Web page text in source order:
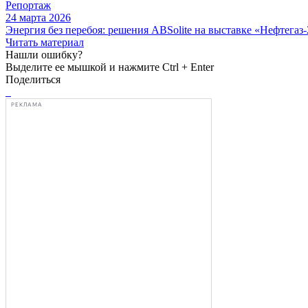
Репортаж
24 марта 2026
Энергия без перебоя: решения ABSolite на выставке
Читать материал
Нашли ошибку?
Выделите ее мышкой и нажмите Ctrl + Enter
Поделиться
РЕКЛАМА